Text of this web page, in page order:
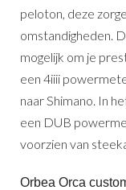
peloton, deze
omstandigheden.
mogelijk om je
een 4iiii
naar Shimano. In
een DUB
voorzien van
Orbea Orca